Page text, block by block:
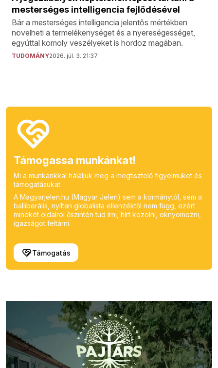
mesterséges intelligencia fejlődésével
Bár a mesterséges intelligencia jelentős mértékben
növelheti a termelékenységet és a nyereségességet,
egyúttal komoly veszélyeket is hordoz magában.
TUDOMÁNY2026. júl. 3. 21:37
Támogassa munkánkat!
Mi a munkánkkal háláljuk meg a megtisztelő figyelmüket és
támogatásukat.
A Magyarjelen.hu (Magyar Jelen) sem a kormánytól, sem a
balliberális, nyíltan globalista ellenzéktől nem függ, ezért
mindkét oldalról őszintén tud írni, hírt közölni, oknyomozni,
igazságot feltárni.
Támogatás